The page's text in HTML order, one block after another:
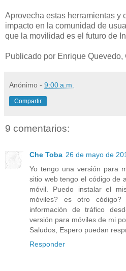
Aprovecha estas herramientas y
impacto en la comunidad de
que la movilidad es el futuro de
Publicado por Enrique Quevedo,
Anónimo - 9:00 a.m.
Compartir
9 comentarios:
Che Toba 26 de mayo de
Yo tengo una versión para
sitio web tengo el código de
móvil. Puedo instalar el
móviles? es otro
información de tráfico
versión para móviles de mi
Saludos, Espero puedan
Responder